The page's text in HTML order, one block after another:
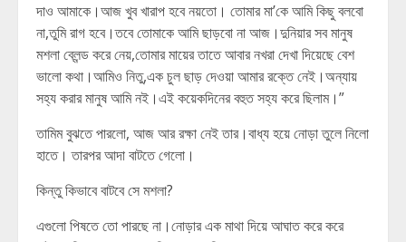
দাও আমাকে।আজ খুব খারাপ হবে নয়তো। তোমার মা’কে আমি কিছু বলবো
না,তুমি রাগ হবে।তবে তোমাকে আমি ছাড়বো না আজ।দুনিয়ার সব মানুষ
মশলা ব্লেন্ড করে নেয়,তোমার মায়ের তাতে আবার নখরা দেখা দিয়েছে বেশ
ভালো কথা।আমিও নিতু,এক চুল ছাড় দেওয়া আমার রক্তে নেই।অন্যায়
সহ্য করার মানুষ আমি নই।এই কয়েকদিনের বহুত সহ্য করে ছিলাম।”
তামিম বুঝতে পারলো, আজ আর রক্ষা নেই তার।বাধ্য হয়ে নোড়া তুলে নিলো
হাতে। তারপর আদা বাটতে গেলো।
কিন্তু কিভাবে বাটবে সে মশলা?
এগুলো পিষতে তো পারছে না।নোড়ার এক মাথা দিয়ে আঘাত করে করে